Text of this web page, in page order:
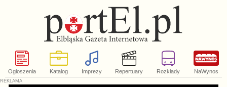
Ogłoszenia Katalog Imprezy Repertuary Rozkłady NaWynos